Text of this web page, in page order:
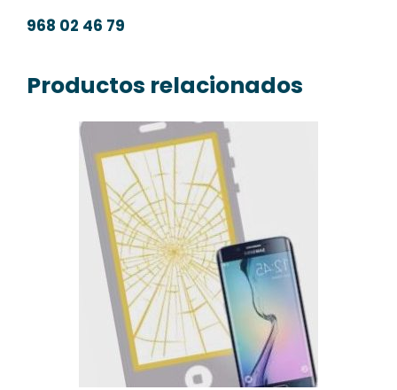
968 02 46 79
Productos relacionados